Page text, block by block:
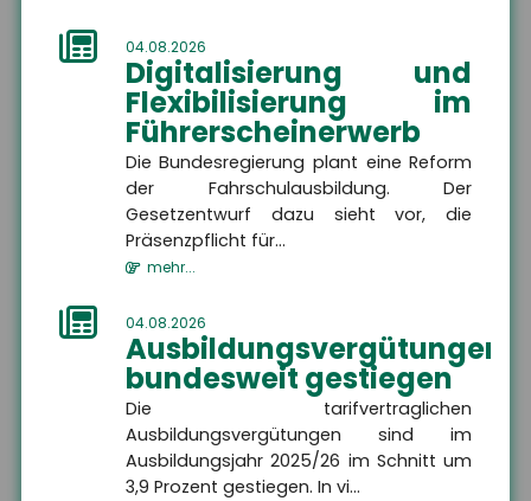
04.08.2026
Digitalisierung und
Flexibilisierung im
Führerscheinerwerb
Die Bundesregierung plant eine Reform
der Fahrschulausbildung. Der
Gesetzentwurf dazu sieht vor, die
Präsenzpflicht für...
mehr...
04.08.2026
Ausbildungsvergütungen
bundesweit gestiegen
Die tarifvertraglichen
Ausbildungsvergütungen sind im
Ausbildungsjahr 2025/26 im Schnitt um
3,9 Prozent gestiegen. In vi...
Die Sicherheit Ihrer Zukunft liegt uns am Herzen.
Als Versicherungsmakler kümmern wir uns um
Ihren individuellen privaten und betrieblichen
Versicherungsschutz.
Service steht bei uns an erster Stelle!
Wir freuen uns auf Sie.
Wir sind gerne für Sie da